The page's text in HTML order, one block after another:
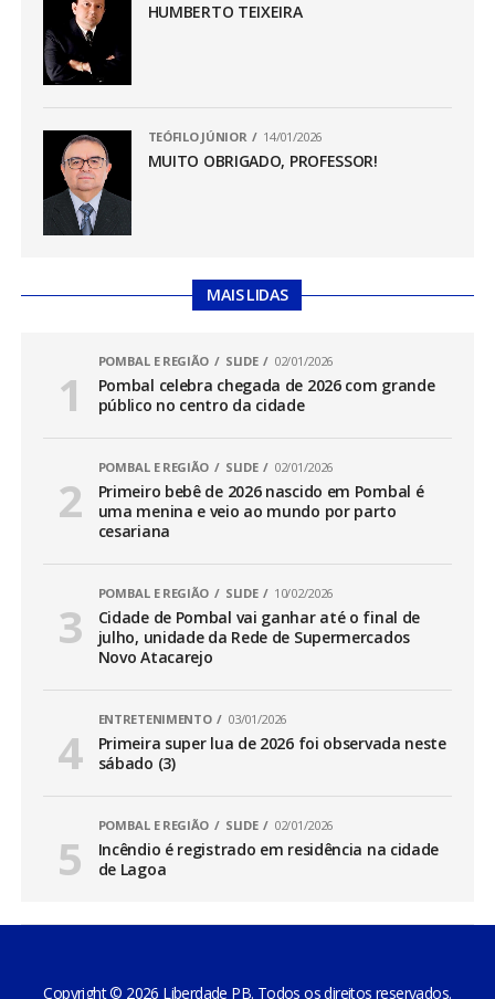
HUMBERTO TEIXEIRA
TEÓFILO JÚNIOR 14/01/2026
MUITO OBRIGADO, PROFESSOR!
MAIS LIDAS
POMBAL E REGIÃO SLIDE 02/01/2026
Pombal celebra chegada de 2026 com grande
público no centro da cidade
POMBAL E REGIÃO SLIDE 02/01/2026
Primeiro bebê de 2026 nascido em Pombal é
uma menina e veio ao mundo por parto
cesariana
POMBAL E REGIÃO SLIDE 10/02/2026
Cidade de Pombal vai ganhar até o final de
julho, unidade da Rede de Supermercados
Novo Atacarejo
ENTRETENIMENTO 03/01/2026
Primeira super lua de 2026 foi observada neste
sábado (3)
POMBAL E REGIÃO SLIDE 02/01/2026
Incêndio é registrado em residência na cidade
de Lagoa
Copyright © 2026 Liberdade PB. Todos os direitos reservados.